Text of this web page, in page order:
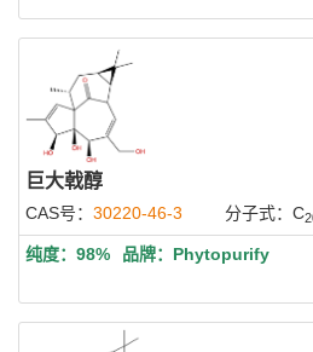
巨大戟醇
CAS号： 30220-46-3 分子式：C
纯度：98% 品牌：Phytopurify